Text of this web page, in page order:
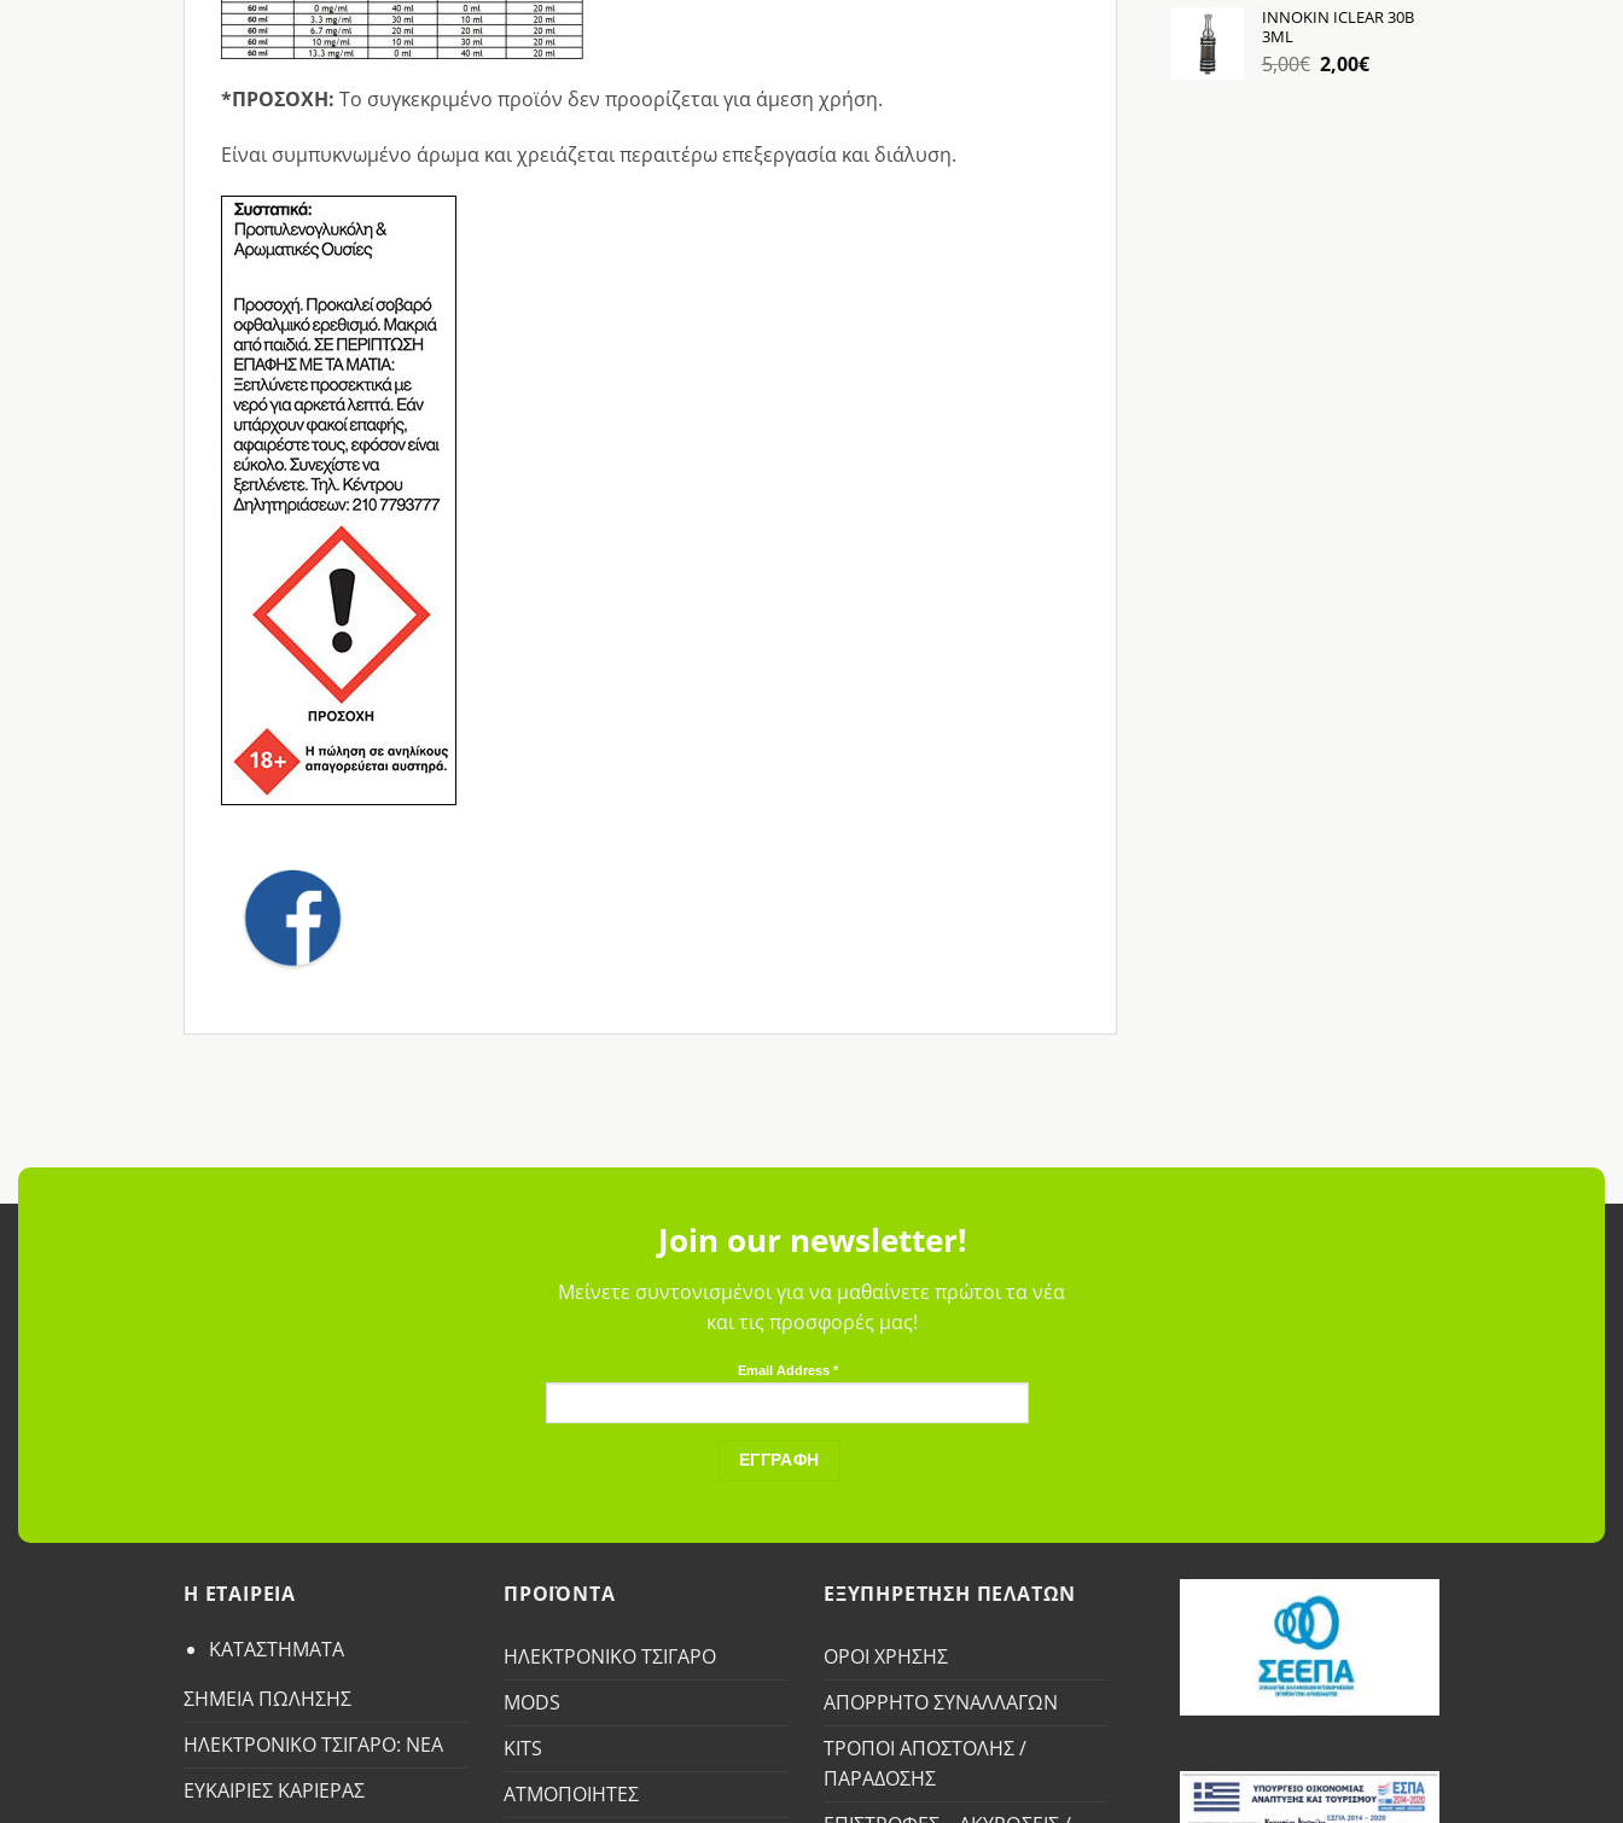
*ΠΡΟΣΟΧΗ: Το συγκεκριμένο προϊόν δεν προορίζεται για άμεση χρήση.
Είναι συμπυκνωμένο άρωμα και χρειάζεται περαιτέρω επεξεργασία και διάλυση.
was: τιμή
1,00€.
INNOKIN ICLEAR 30B
3ML
5,00€ Original
2,00€Η
Join our newsletter!
Μείνετε συντονισμένοι για να μαθαίνετε πρώτοι τα νέα
και τις προσφορές μας!
Email Address *
H ETAΙΡΕΙΑ
ΚΑΤΑΣΤΗΜΑΤΑ
ΣΗΜΕΙΑ ΠΩΛΗΣΗΣ
ΗΛΕΚΤΡΟΝΙΚΟ ΤΣΙΓΑΡΟ: ΝΕΑ
ΕΥΚΑΙΡΙΕΣ ΚΑΡΙΕΡΑΣ
ΠΡΟΪΟΝΤΑ
ΗΛΕΚΤΡΟΝΙΚΟ ΤΣΙΓΑΡΟ
MODS
KITS
ΑΤΜΟΠΟΙΗΤΕΣ
ΕΞΥΠΗΡΕΤΗΣΗ ΠΕΛΑΤΩΝ
ΟΡΟΙ ΧΡΗΣΗΣ
ΑΠΟΡΡΗΤΟ ΣΥΝΑΛΛΑΓΩΝ
ΤΡΟΠΟΙ ΑΠΟΣΤΟΛΗΣ /
ΠΑΡΑΔΟΣΗΣ